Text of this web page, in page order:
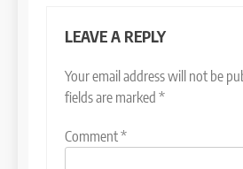
LEAVE A REPLY
Your email address will not be
fields are marked *
Comment*